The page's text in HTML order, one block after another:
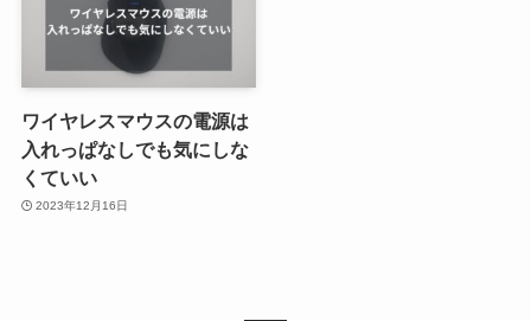
ワイヤレスマウスの電源は
入れっぱなしでも気にしな
くていい
2023年12月16日